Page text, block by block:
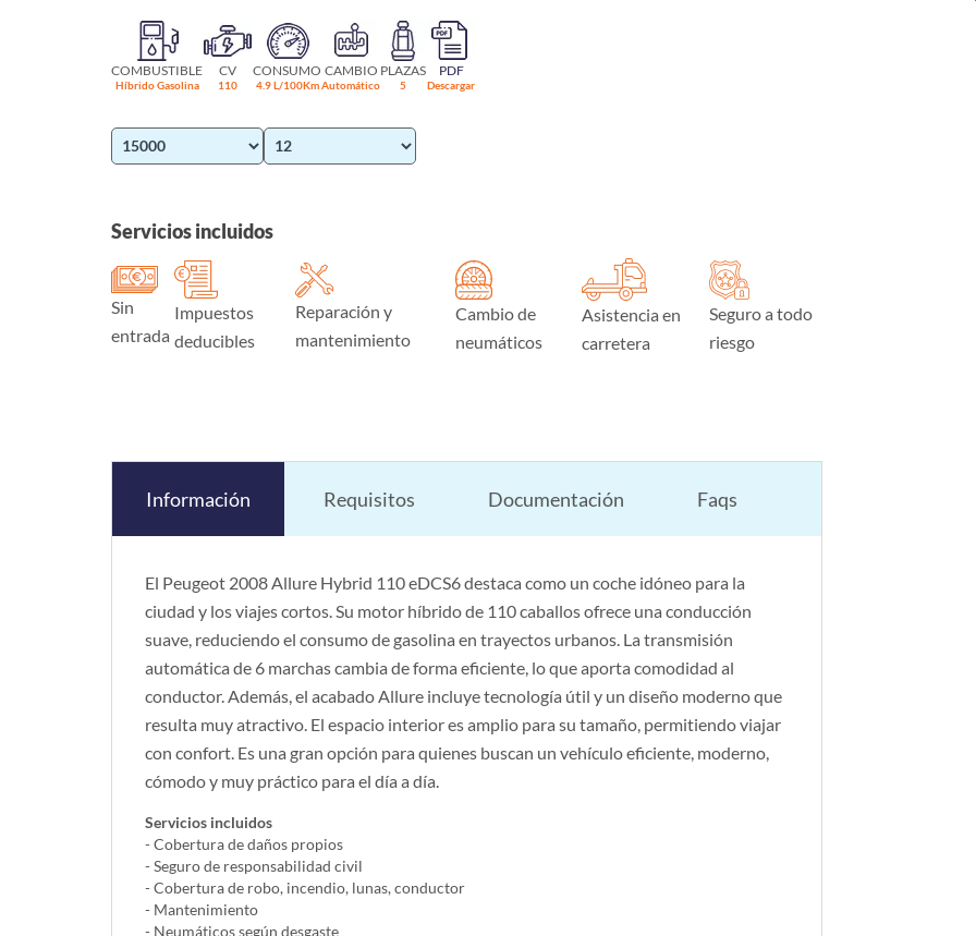
COMBUSTIBLE
Híbrido Gasolina
CV
110
CONSUMO
4.9 L/100Km
CAMBIO
Automático
PLAZAS
5
PDF
Descargar
Servicios incluidos
Sin
entrada
Impuestos
deducibles
Reparación y
mantenimiento
Cambio de
neumáticos
Asistencia en
carretera
Seguro a todo
riesgo
Información Requisitos Documentación Faqs
El Peugeot 2008 Allure Hybrid 110 eDCS6 destaca como un coche idóneo para la
ciudad y los viajes cortos. Su motor híbrido de 110 caballos ofrece una conducción
suave, reduciendo el consumo de gasolina en trayectos urbanos. La transmisión
automática de 6 marchas cambia de forma eficiente, lo que aporta comodidad al
conductor. Además, el acabado Allure incluye tecnología útil y un diseño moderno que
resulta muy atractivo. El espacio interior es amplio para su tamaño, permitiendo viajar
con confort. Es una gran opción para quienes buscan un vehículo eficiente, moderno,
cómodo y muy práctico para el día a día.
Servicios incluidos
- Cobertura de daños propios
- Seguro de responsabilidad civil
- Cobertura de robo, incendio, lunas, conductor
- Mantenimiento
- Neumáticos según desgaste